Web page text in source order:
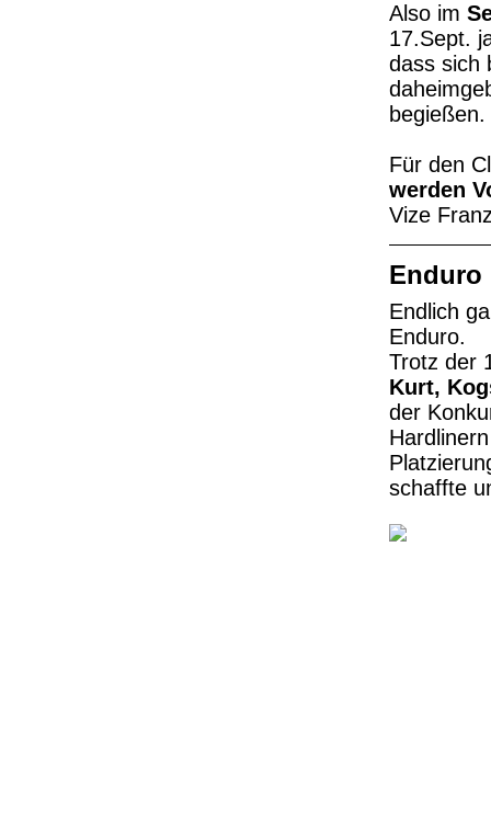
Also im
17.Sept.
dass sich
begießen.
Für den
werden
Vize
Enduro
Endlich
Enduro.
Trotz der
Kurt,
der
schaffte